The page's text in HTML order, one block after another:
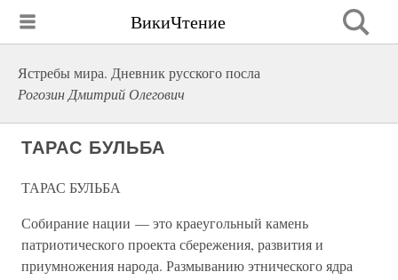
ВикиЧтение
Ястребы мира. Дневник русского посла
Рогозин Дмитрий Олегович
ТАРАС БУЛЬБА
ТАРАС БУЛЬБА
Собирание нации — это краеугольный камень
патриотического проекта сбережения, развития и
приумножения народа. Размыванию этнического ядра